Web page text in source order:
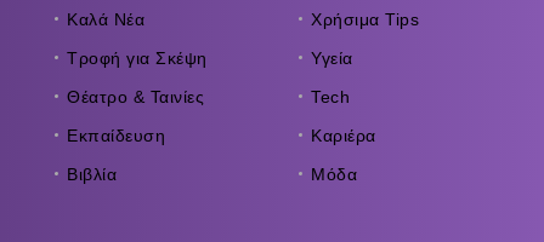
Καλά Νέα
Τροφή για Σκέψη
Θέατρο & Ταινίες
Εκπαίδευση
Βιβλία
Χρήσιμα Tips
Υγεία
Tech
Καριέρα
Μόδα